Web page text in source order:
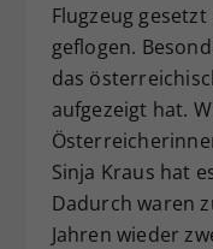
Flugzeug
geflogen.
das
aufgezeigt hat.
Sinja Kraus hat
Dadurch waren
Jahren wieder